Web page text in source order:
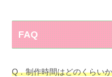
FAQ
Q．制作時間はどのくらい